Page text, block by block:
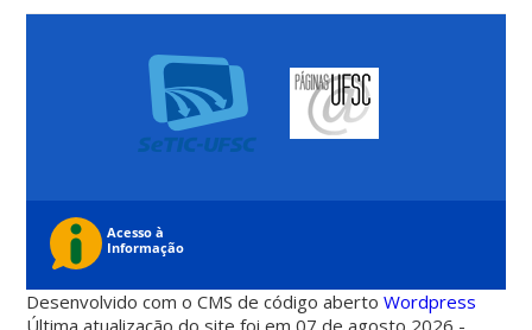
Desenvolvido com o CMS de código abertoWordpress
Última atualização do site foi em 07 de agosto 2026 -